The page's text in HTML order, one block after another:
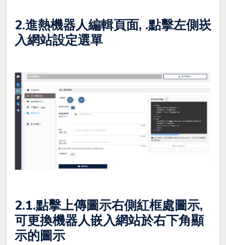
2.進熱機器人編輯頁面, .點擊左側崁
入網站設定選單
2.1.點擊上傳圖示右側紅框處圖示,
可更換機器人嵌入網站於右下角顯
示的圖示